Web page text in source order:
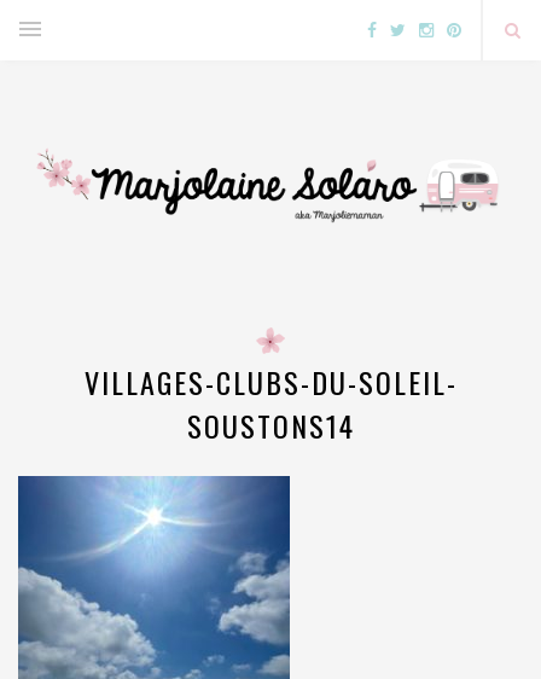
VILLAGES-CLUBS-DU-SOLEIL-
SOUSTONS14